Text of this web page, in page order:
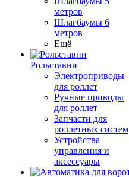
метров
Шлагбаумы 6
метров
Ещё
Рольставни
Электроприводы
для роллет
Ручные приводы
для роллет
Запчасти для
роллетных систем
Устройства
управления и
аксессуары